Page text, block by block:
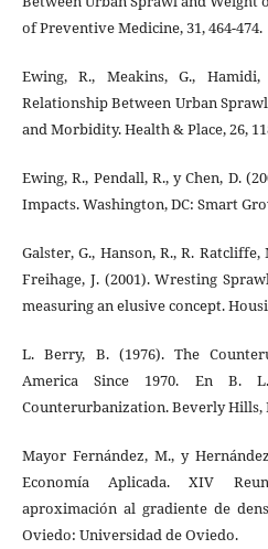
of Preventive Medicine, 31, 464-474.
Ewing, R., Meakins, G.,
Relationship Between Urban
and Morbidity. Health & Place, 26,
Ewing, R., Pendall, R., y Chen, D.
Impacts. Washington, DC: Smart
Galster, G., Hanson, R., R.
Freihage, J. (2001). Wresting
measuring an elusive concept.
L. Berry, B. (1976). The
America Since 1970. En B.
Counterurbanization. Beverly Hills,
Mayor Fernández, M., y
Economía Aplicada. XIV
aproximación al gradiente de
Oviedo: Universidad de Oviedo.